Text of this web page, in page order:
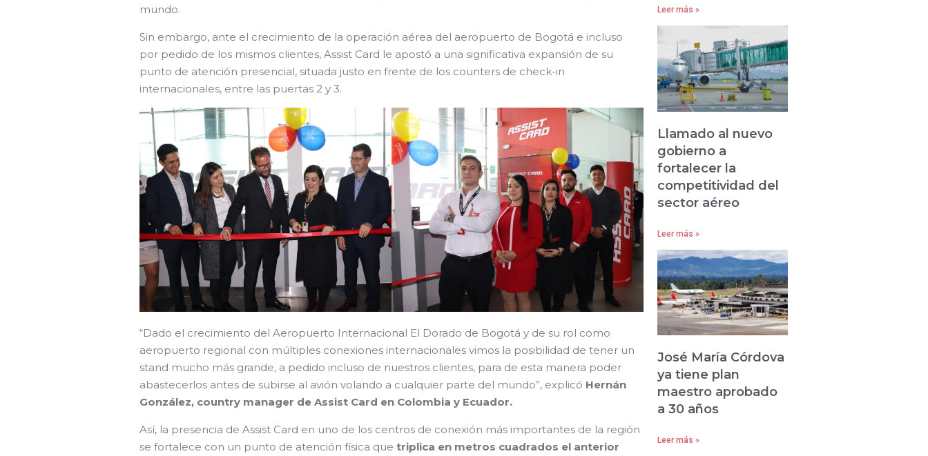
mundo.
Sin embargo, ante el crecimiento de la operación aérea del aeropuerto de Bogotá e incluso
por pedido de los mismos clientes, Assist Card le apostó a una significativa expansión de su
punto de atención presencial, situada justo en frente de los counters de check-in
internacionales, entre las puertas 2 y 3.
“Dado el crecimiento del Aeropuerto Internacional El Dorado de Bogotá y de su rol como
aeropuerto regional con múltiples conexiones internacionales vimos la posibilidad de tener un
stand mucho más grande, a pedido incluso de nuestros clientes, para de esta manera poder
abastecerlos antes de subirse al avión volando a cualquier parte del mundo”, explicó Hernán
González, country manager de Assist Card en Colombia y Ecuador.
Así, la presencia de Assist Card en uno de los centros de conexión más importantes de la región
se fortalece con un punto de atención física que triplica en metros cuadrados el anterior
Leer más »
Llamado al nuevo
gobierno a
fortalecer la
competitividad del
sector aéreo
Leer más »
José María Córdova
ya tiene plan
maestro aprobado
a 30 años
Leer más »